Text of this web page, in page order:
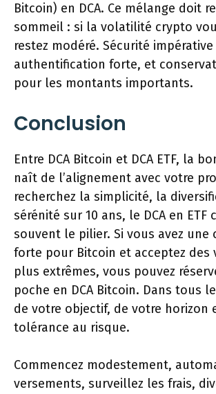
Bitcoin) en DCA. Ce mélange doit
sommeil : si la volatilité crypto
restez modéré. Sécurité impérative
authentification forte, et
pour les montants importants.
Conclusion
Entre DCA Bitcoin et DCA ETF, la
naît de l’alignement avec votre
recherchez la simplicité, la
sérénité sur 10 ans, le DCA en ETF
souvent le pilier. Si vous avez une
forte pour Bitcoin et acceptez des
plus extrêmes, vous pouvez
poche en DCA Bitcoin. Dans tous
de votre objectif, de votre horizon
tolérance au risque.
Commencez modestement,
versements, surveillez les frais,